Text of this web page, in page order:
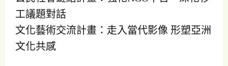
工議題對話
文化藝術交流計畫：走入當代影像 形塑亞洲
文化共感